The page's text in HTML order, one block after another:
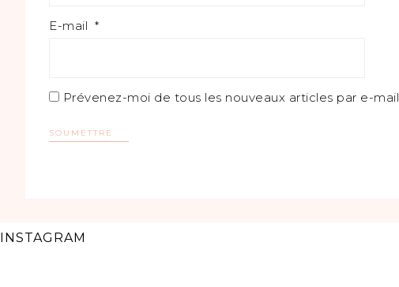
E-mail *
Prévenez-moi de tous les nouveaux articles par e-mail.
INSTAGRAM